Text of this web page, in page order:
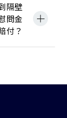
隔壁
問金
付？